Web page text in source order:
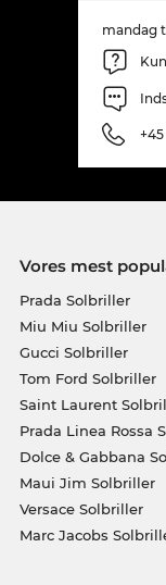
mandag
Vores mest
Prada Solbriller
Miu Miu Solbriller
Gucci Solbriller
Tom Ford Solbriller
Saint Laurent
Prada Linea Rossa
Dolce & Gabbana
Maui Jim Solbriller
Versace Solbriller
Marc Jacobs